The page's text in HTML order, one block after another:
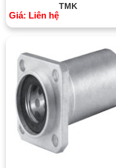
TMK
Giá: Liên hệ